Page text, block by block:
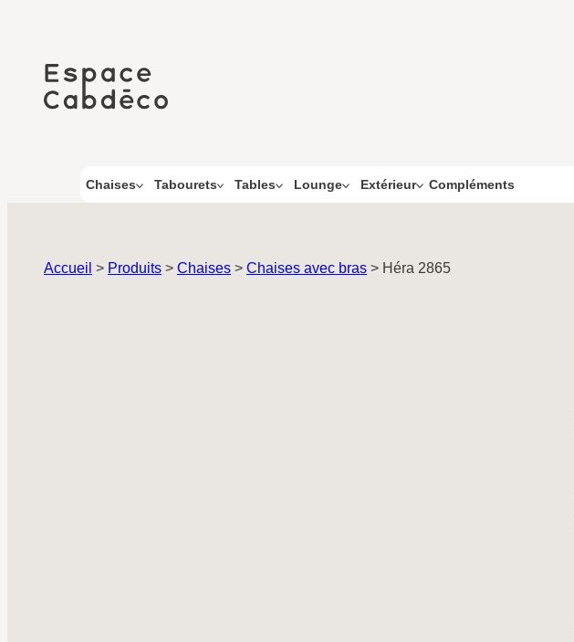
contenu
Chaises Tabourets Tables Lounge Extérieur Compléments
Accueil > Produits > Chaises > Chaises avec bras > Héra 2865